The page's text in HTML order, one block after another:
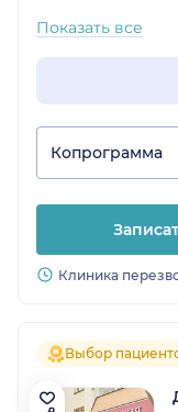
Показать все
Копрограмма
Клиника
Выбор